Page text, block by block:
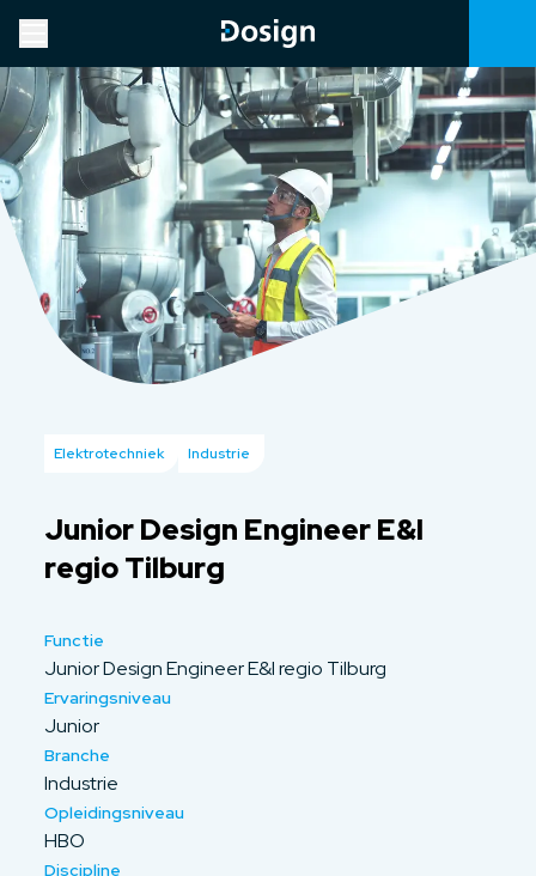
Elektrotechniek Industrie
Junior Design Engineer E&I
regio Tilburg
Functie
Junior Design Engineer E&I regio Tilburg
Ervaringsniveau
Junior
Branche
Industrie
Opleidingsniveau
HBO
Discipline